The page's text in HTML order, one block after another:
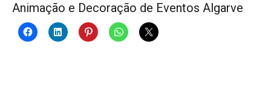
Animação e Decoração de Eventos Algarve